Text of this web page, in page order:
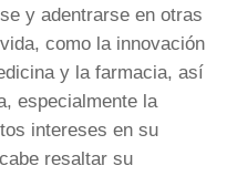
y adentrarse en otras
como la innovación
y la farmacia, así
especialmente la
intereses en su
resaltar su